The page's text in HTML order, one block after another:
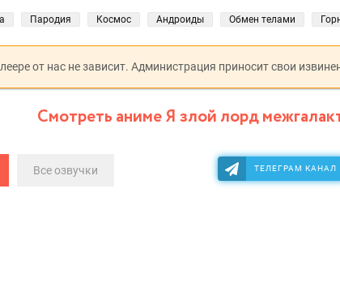
Пародия Космос Андроиды Обмен телами
от нас не зависит. Администрация приносит свои
Смотреть аниме Я злой лорд
Все озвучки ТЕЛЕГРАМ КАНАЛ